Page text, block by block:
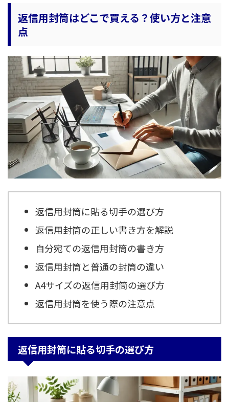
返信用封筒はどこで買える？使い方と注意
点
返信用封筒に貼る切手の選び方
返信用封筒の正しい書き方を解説
自分宛ての返信用封筒の書き方
返信用封筒と普通の封筒の違い
A4サイズの返信用封筒の選び方
返信用封筒を使う際の注意点
返信用封筒に貼る切手の選び方